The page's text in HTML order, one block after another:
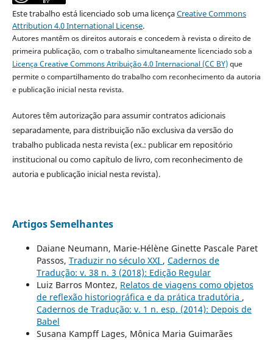
Este trabalho está licenciado sob uma licençaCreative Commons
Attribution 4.0 International License.
Autores mantêm os direitos autorais e concedem à revista o direito de
primeira publicação, com o trabalho simultaneamente licenciado sob a
Licença Creative Commons Atribuição 4.0 Internacional (CC BY)que
permite o compartilhamento do trabalho com reconhecimento da autoria
e publicação inicial nesta revista.
Autores têm autorização para assumir contratos adicionais
separadamente, para distribuição não exclusiva da versão do
trabalho publicada nesta revista (ex.: publicar em repositório
institucional ou como capítulo de livro, com reconhecimento de
autoria e publicação inicial nesta revista).
Artigos Semelhantes
Daiane Neumann, Marie-Hélène Ginette Pascale Paret
Passos, Traduzir no século XXI , Cadernos de
Tradução: v. 38 n. 3 (2018): Edição Regular
Luiz Barros Montez, Relatos de viagens como objetos
de reflexão historiográfica e da prática tradutória ,
Cadernos de Tradução: v. 1 n. esp. (2014): Depois de
Babel
Susana Kampff Lages, Mônica Maria Guimarães